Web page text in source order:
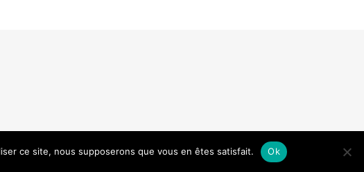
ce site, nous supposerons que vous en êtes satisfait. Ok